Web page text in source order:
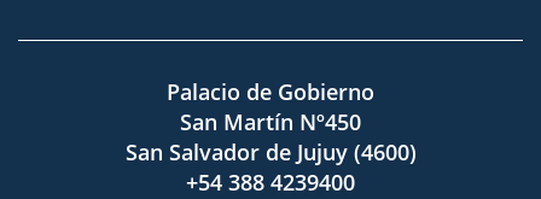
Palacio de Gobierno
San Martín Nº450
San Salvador de Jujuy (4600)
+54 388 4239400